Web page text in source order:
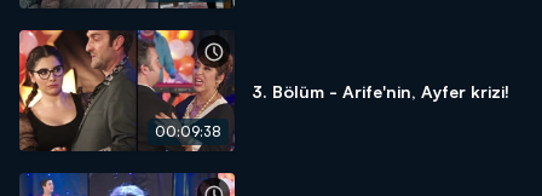
00:09:38
3. Bölüm - Arife'nin, Ayfer krizi!